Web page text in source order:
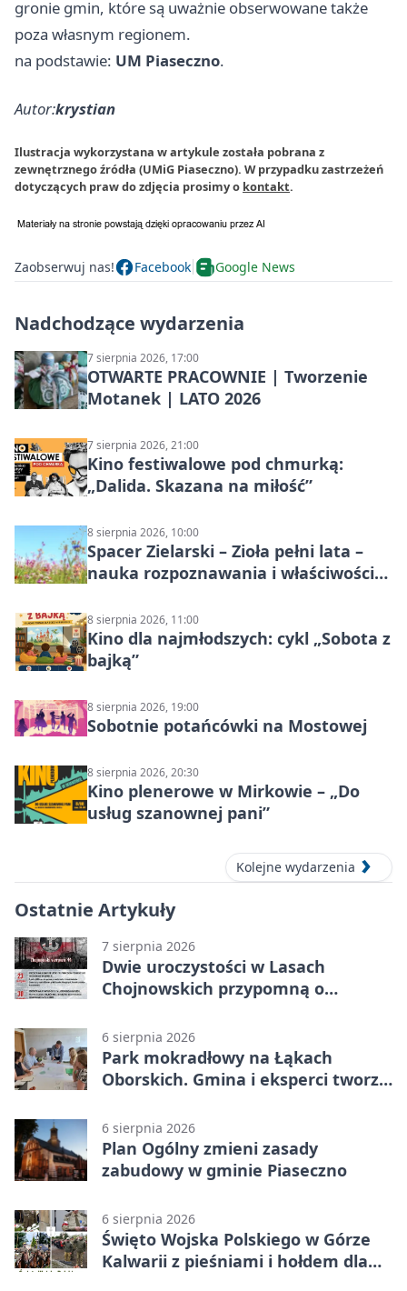
gronie gmin, które są uważnie obserwowane także
poza własnym regionem.
na podstawie: UM Piaseczno.
Autor:krystian
Ilustracja wykorzystana w artykule została pobrana z
zewnętrznego źródła (UMiG Piaseczno). W przypadku zastrzeżeń
dotyczących praw do zdjęcia prosimy o kontakt.
Zaobserwuj nas! Facebook Google News
Nadchodzące wydarzenia
7 sierpnia 2026, 17:00
OTWARTE PRACOWNIE | Tworzenie
Motanek | LATO 2026
7 sierpnia 2026, 21:00
Kino festiwalowe pod chmurką:
„Dalida. Skazana na miłość”
8 sierpnia 2026, 10:00
Spacer Zielarski – Zioła pełni lata –
nauka rozpoznawania i właściwości
8 sierpnia 2026, 11:00
Kino dla najmłodszych: cykl „Sobota z
bajką”
8 sierpnia 2026, 19:00
Sobotnie potańcówki na Mostowej
8 sierpnia 2026, 20:30
Kino plenerowe w Mirkowie – „Do
usług szanownej pani”
Kolejne wydarzenia
Ostatnie Artykuły
7 sierpnia 2026
Dwie uroczystości w Lasach
Chojnowskich przypomną o
6 sierpnia 2026
Park mokradłowy na Łąkach
Oborskich. Gmina i eksperci tworzą
6 sierpnia 2026
Plan Ogólny zmieni zasady
zabudowy w gminie Piaseczno
6 sierpnia 2026
Święto Wojska Polskiego w Górze
Kalwarii z pieśniami i hołdem dla